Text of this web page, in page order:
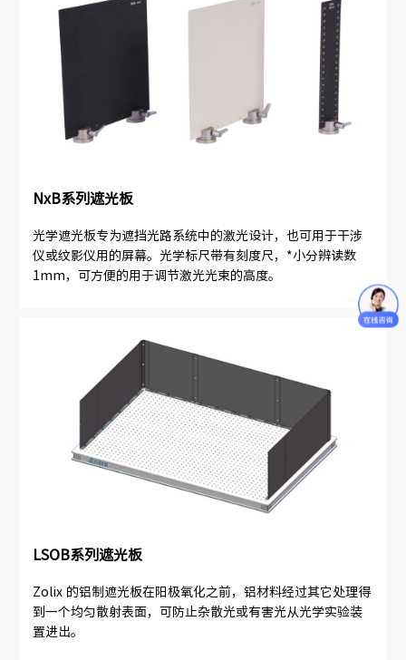
NxB系列遮光板
光学遮光板专为遮挡光路系统中的激光设计，也可用于干涉
仪或纹影仪用的屏幕。光学标尺带有刻度尺，*小分辨读数
1mm，可方便的用于调节激光光束的高度。
LSOB系列遮光板
Zolix 的铝制遮光板在阳极氧化之前，铝材料经过其它处理得
到一个均匀散射表面，可防止杂散光或有害光从光学实验装
置进出。